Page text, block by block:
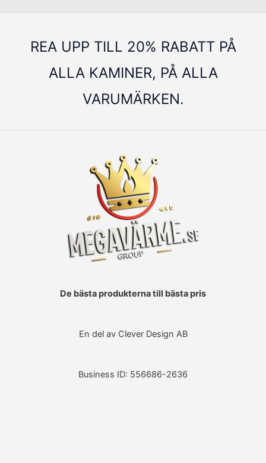
REA UPP TILL 20% RABATT PÅ
ALLA KAMINER, PÅ ALLA
VARUMÄRKEN.
De bästa produkterna till bästa pris
En del av Clever Design AB
Business ID: 556686-2636